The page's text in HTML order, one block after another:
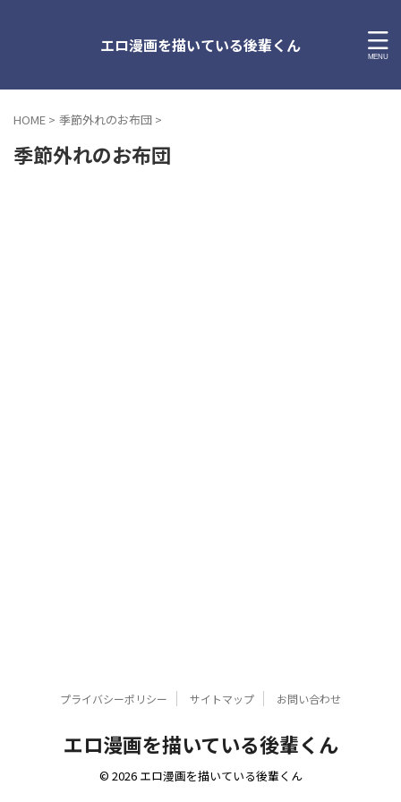
エロ漫画を描いている後輩くん
HOME > 季節外れのお布団 >
季節外れのお布団
プライバシーポリシー サイトマップ お問い合わせ
エロ漫画を描いている後輩くん
© 2026 エロ漫画を描いている後輩くん